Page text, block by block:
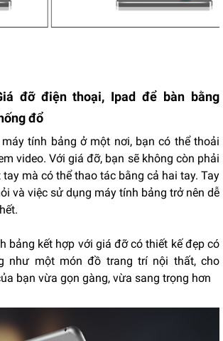
đỡ điện thoại, Ipad để bàn bằng
đổ
tính bảng ở một nơi, bạn có thể thoải
video. Với giá đỡ, bạn sẽ không còn phải
mà có thể thao tác bằng cả hai tay. Tay
và việc sử dụng máy tính bảng trở nên dễ
bảng kết hợp với giá đỡ có thiết kế đẹp có
như một món đồ trang trí nội thất, cho
bạn vừa gọn gàng, vừa sang trọng hơn